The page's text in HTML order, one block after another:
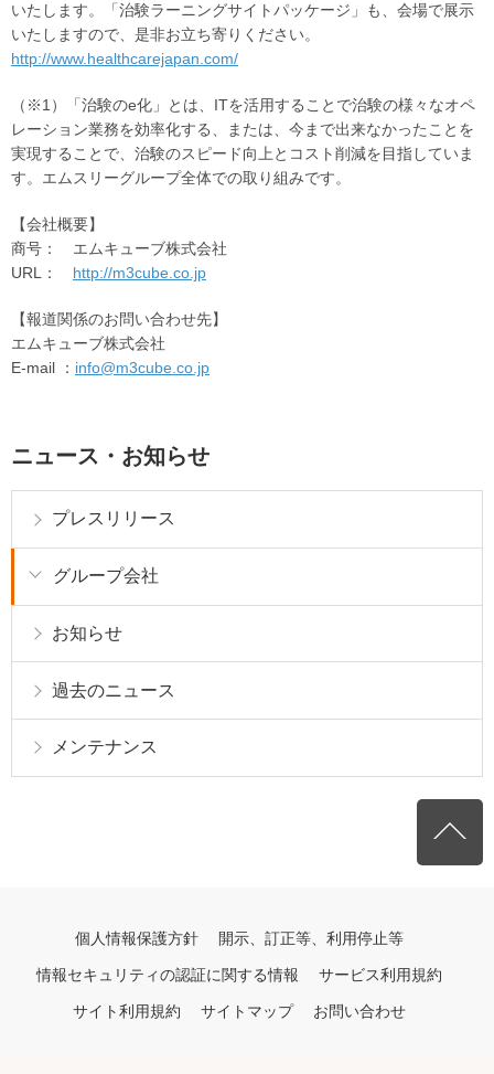
いたします。「治験ラーニングサイトパッケージ」も、会場で展示
いたしますので、是非お立ち寄りください。
http://www.healthcarejapan.com/
（※1）「治験のe化」とは、ITを活用することで治験の様々なオペ
レーション業務を効率化する、または、今まで出来なかったことを
実現することで、治験のスピード向上とコスト削減を目指していま
す。エムスリーグループ全体での取り組みです。
【会社概要】
商号： エムキューブ株式会社
URL： http://m3cube.co.jp
【報道関係のお問い合わせ先】
エムキューブ株式会社
E-mail ： info@m3cube.co.jp
ニュース・お知らせ
プレスリリース
グループ会社
お知らせ
過去のニュース
メンテナンス
個人情報保護方針 開示、訂正等、利用停止等
情報セキュリティの認証に関する情報 サービス利用規約
サイト利用規約 サイトマップ お問い合わせ